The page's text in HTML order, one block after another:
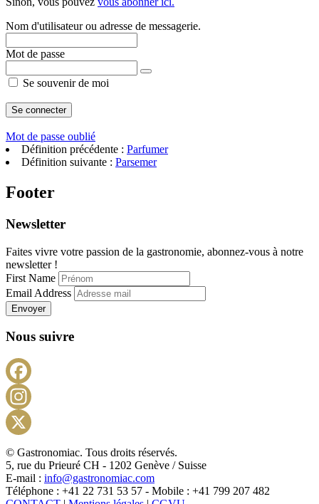
Nom d'utilisateur ou adresse de messagerie.
Mot de passe
Se souvenir de moi
Mot de passe oublié
Définition précédente : Parfumer
Définition suivante : Parsemer
Footer
Newsletter
Faites vivre votre passion de la gastronomie, abonnez-vous à notre
newsletter !
First Name
Email Address
Envoyer
Nous suivre
X
© Gastronomiac. Tous droits réservés.
5, rue du Prieuré CH - 1202 Genève / Suisse
E-mail : info@gastronomiac.com
Téléphone : +41 22 731 53 57 - Mobile : +41 799 207 482